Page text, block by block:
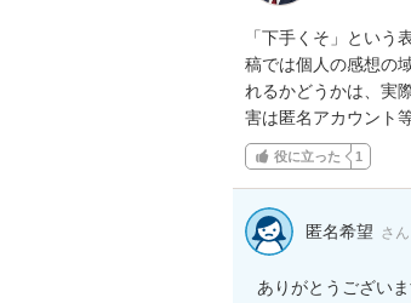
「下手くそ」とい
稿では個人の感想の
れるかどうかは、実
害は匿名アカウント
役に立った 1
匿名希望 さん
ありがとうござい